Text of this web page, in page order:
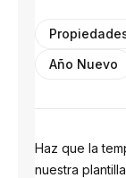
Año Nuevo
Haz que la
nuestra